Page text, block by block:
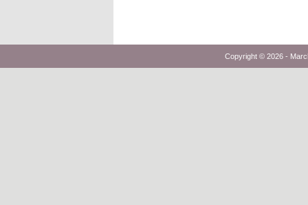
Copyright © 2026 -